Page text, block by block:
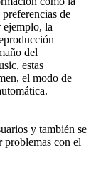
de
ejemplo, la
del
estas
el modo de
y también se
problemas con el